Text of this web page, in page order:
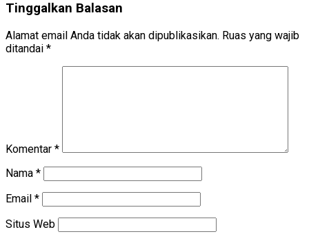
Tinggalkan Balasan
Alamat email Anda tidak akan dipublikasikan. Ruas yang wajib
ditandai *
Komentar *
Nama *
Email *
Situs Web